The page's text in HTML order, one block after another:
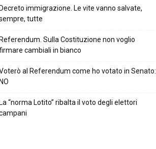
immigrazione. Le vite vanno salvate,
tutte
Sulla Costituzione non voglio
cambiali in bianco
al Referendum come ho votato in Senato:
“norma Lotito” ribalta il voto degli elettori